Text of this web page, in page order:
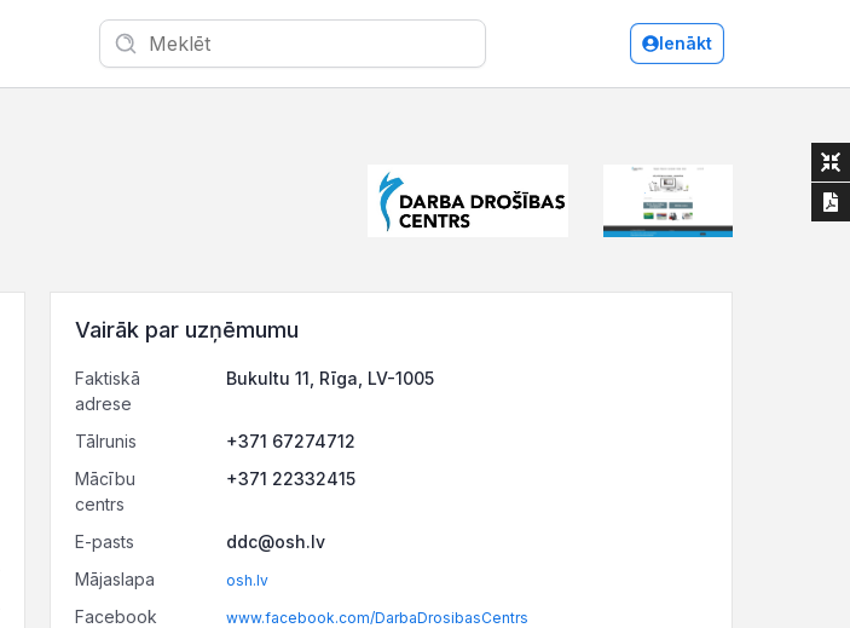
Ienākt
Vairāk par uzņēmumu
Faktiskā
adrese
Bukultu 11, Rīga, LV-1005
Tālrunis
+371 67274712
Mācību
centrs
+371 22332415
E-pasts
ddc@osh.lv
Mājaslapa
osh.lv
Facebook www.facebook.com/DarbaDrosibasCentrs